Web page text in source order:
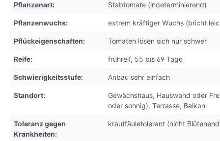
Pflanzenart: Stabtomate (indeterminierend)
Pflanzenwuchs: extrem kräftiger Wuchs (bricht
Pflückeigenschaften: Tomaten lösen sich nur schwer
Reife: frühreif, 55 bis 69 Tage
Schwierigkeitsstufe: Anbau sehr einfach
Standort: Gewächshaus, Hauswand oder
oder sonnig), Terrasse, Balkon
Toleranz gegen
Krankheiten:
krautfäuletolerant (nicht